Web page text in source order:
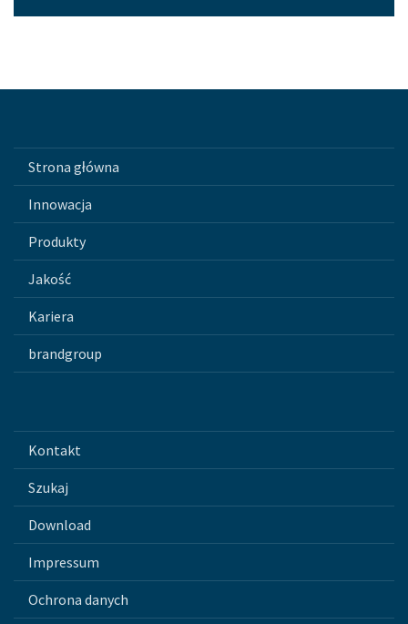
Strona główna
Innowacja
Produkty
Jakość
Kariera
brandgroup
Kontakt
Szukaj
Download
Impressum
Ochrona danych